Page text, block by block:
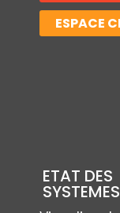
ESPACE
ETAT DES
SYSTEMES